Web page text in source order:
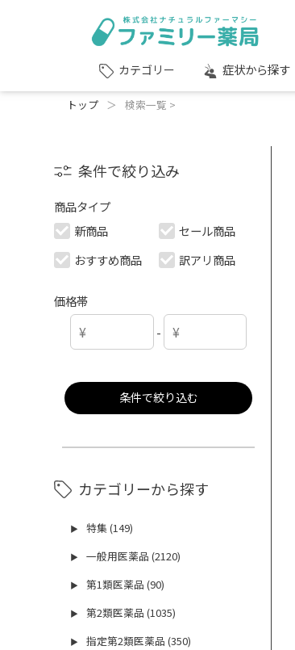
カテゴリー 症状から探す
トップ ＞ 検索一覧 >
条件で絞り込み
商品タイプ
新商品
セール商品
おすすめ商品
訳アリ商品
価格帯
-
条件で絞り込む
カテゴリーから探す
▶ 特集 (149)
▶ 一般用医薬品 (2120)
▶ 第1類医薬品 (90)
▶ 第2類医薬品 (1035)
▶ 指定第2類医薬品 (350)